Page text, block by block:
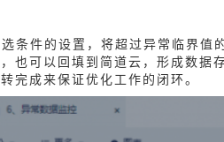
条件的设置，将超过异常临界
也可以回填到简道云，形成数
完成来保证优化工作的闭环。